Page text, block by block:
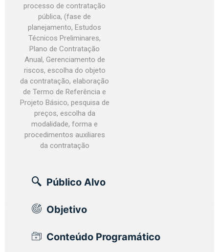
processo de contratação
pública, (fase de
planejamento, Estudos
Técnicos Preliminares,
Plano de Contratação
Anual, Gerenciamento de
riscos, escolha do objeto
da contratação, elaboração
de Termo de Referência e
Projeto Básico, pesquisa de
preços, escolha da
modalidade, forma e
procedimentos auxiliares
da contratação
Público Alvo
Objetivo
Conteúdo Programático